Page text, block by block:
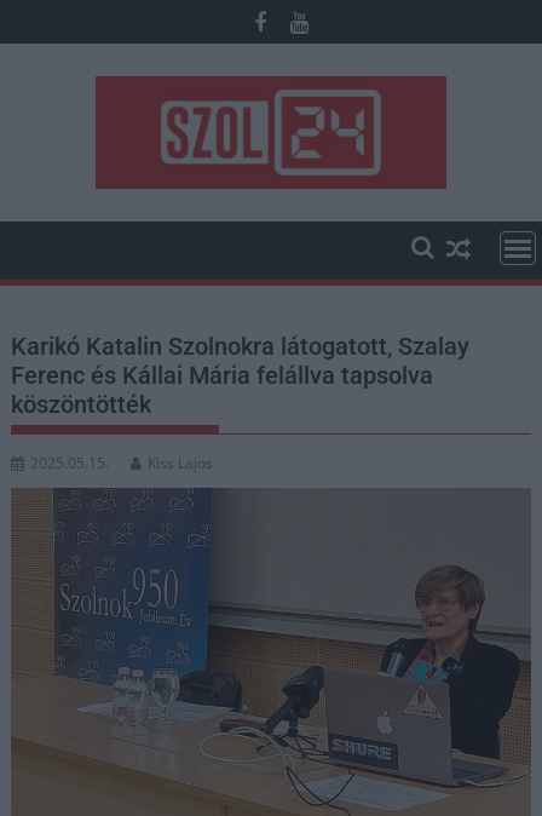
to
Karikó Katalin Szolnokra látogatott, Szalay
Ferenc és Kállai Mária felállva tapsolva
köszöntötték
2025.05.15. Kiss Lajos